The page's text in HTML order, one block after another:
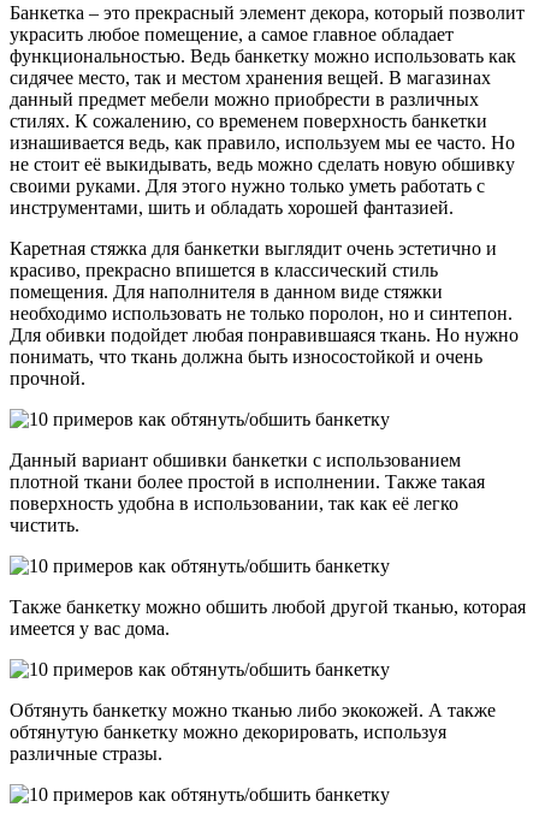
Банкетка – это прекрасный элемент декора, который позволит
украсить любое помещение, а самое главное обладает
функциональностью. Ведь банкетку можно использовать как
сидячее место, так и местом хранения вещей. В магазинах
данный предмет мебели можно приобрести в различных
стилях. К сожалению, со временем поверхность банкетки
изнашивается ведь, как правило, используем мы ее часто. Но
не стоит её выкидывать, ведь можно сделать новую обшивку
своими руками. Для этого нужно только уметь работать с
инструментами, шить и обладать хорошей фантазией.
Каретная стяжка для банкетки выглядит очень эстетично и
красиво, прекрасно впишется в классический стиль
помещения. Для наполнителя в данном виде стяжки
необходимо использовать не только поролон, но и синтепон.
Для обивки подойдет любая понравившаяся ткань. Но нужно
понимать, что ткань должна быть износостойкой и очень
прочной.
Данный вариант обшивки банкетки с использованием
плотной ткани более простой в исполнении. Также такая
поверхность удобна в использовании, так как её легко
чистить.
Также банкетку можно обшить любой другой тканью, которая
имеется у вас дома.
Обтянуть банкетку можно тканью либо экокожей. А также
обтянутую банкетку можно декорировать, используя
различные стразы.